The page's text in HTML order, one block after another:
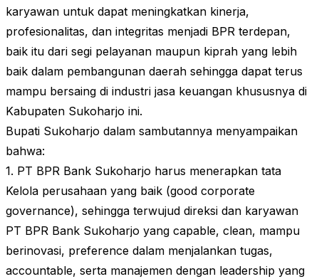
karyawan untuk dapat meningkatkan kinerja,
profesionalitas, dan integritas menjadi BPR terdepan,
baik itu dari segi pelayanan maupun kiprah yang lebih
baik dalam pembangunan daerah sehingga dapat terus
mampu bersaing di industri jasa keuangan khususnya di
Kabupaten Sukoharjo ini.
Bupati Sukoharjo dalam sambutannya menyampaikan
bahwa:
1. PT BPR Bank Sukoharjo harus menerapkan tata
Kelola perusahaan yang baik (good corporate
governance), sehingga terwujud direksi dan karyawan
PT BPR Bank Sukoharjo yang capable, clean, mampu
berinovasi, preference dalam menjalankan tugas,
accountable, serta manajemen dengan leadership yang